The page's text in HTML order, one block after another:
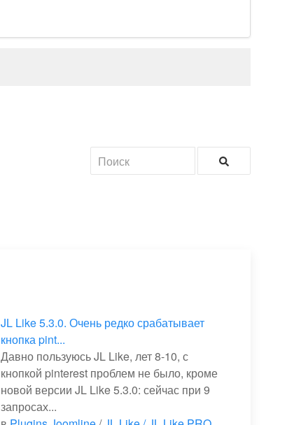
JL Like 5.3.0. Очень редко срабатывает
кнопка pint...
Давно пользуюсь JL Like, лет 8-10, с
кнопкой pinterest проблем не было, кроме
новой версии JL Like 5.3.0: сейчас при 9
запросах...